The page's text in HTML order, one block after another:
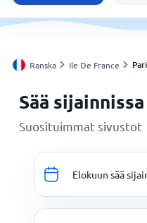
Suomi
Sijaintini
Koti
Ranska Ile De France
Sää
Suosituimmat sivustot
Elokuun sää